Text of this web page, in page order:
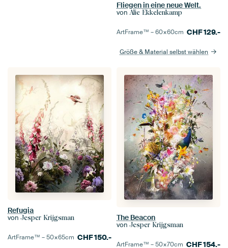
Fliegen in eine neue Welt.
von Alie Ekkelenkamp
ArtFrame™ –60×60cm CHF129.-
Größe & Material selbst wählen
Refugia
von Jesper Krijgsman
ArtFrame™ –50×65cm CHF150.-
The Beacon
von Jesper Krijgsman
ArtFrame™ –50×70cm CHF154.-